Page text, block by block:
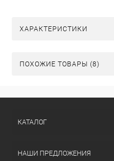
ХАРАКТЕРИСТИКИ
ПОХОЖИЕ ТОВАРЫ (8)
КАТАЛОГ
НАШИ ПРЕДЛОЖЕНИЯ